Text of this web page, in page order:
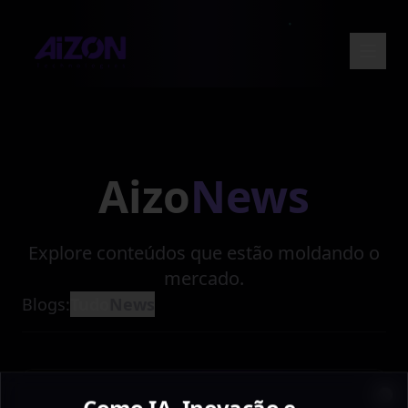
AizoNews
Explore conteúdos que estão moldando o
mercado.
Blogs: